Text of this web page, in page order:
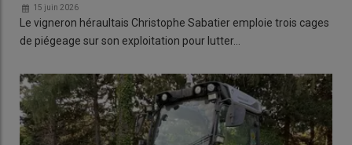
15 juin 2026
Le vigneron héraultais Christophe Sabatier emploie trois cages
de piégeage sur son exploitation pour lutter…